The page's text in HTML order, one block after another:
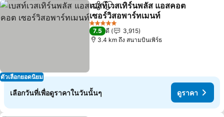
ตัวเลือกยอดนิยม
แชร์ เพิ่มในรายการโปรด
เบสท์เวสเทิร์นพลัส แอสคอต
เซอร์วิสอพาร์ทเมนท์
ดูราคา
5 ดาว
7.5 ดี
3,915
3.4 km ถึง สนามบินเพิร์ธ
เลือกวันที่เพื่อดูราคาในวันนั้นๆ ดูราคา